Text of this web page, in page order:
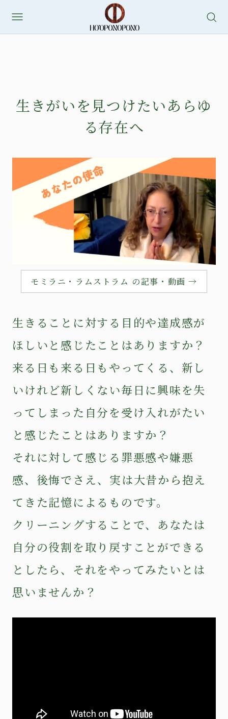
生きがいを見つけたいあらゆ
る存在へ
モミラニ・ラムストラム の記事・動画 →
生きることに対する目的や達成感が
ほしいと感じたことはありますか？
来る日も来る日もやってくる、新し
いけれど新しくない毎日に興味を失
ってしまった自分を受け入れがたい
と感じたことはありますか？
それに対して感じる罪悪感や嫌悪
感、後悔でさえ、実は大昔から抱え
てきた記憶によるものです。
クリーニングすることで、あなたは
自分の役割を取り戻すことができる
としたら、それをやってみたいとは
思いませんか？